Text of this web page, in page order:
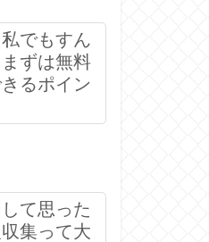
でもすん
ずは無料
るポイン
て思った
集って大